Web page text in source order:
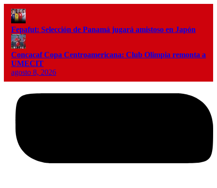
Fepafut: Selección de Panamá jugará amistoso en Japón
Concacaf Copa Centroamericana: Club Olimpia remonta a
UMECIT
agosto 8, 2026